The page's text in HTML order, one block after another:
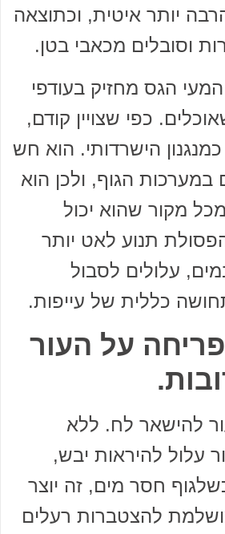
יותר איטית, וכתוצאה
וסובלים מכאבי בטן.
הגס מחזיק בעודפי
כפי שצויין קודם,
הישרדותי. הוא חש
במערכות הגוף, ולכן הוא
מקור שהוא יכול
תנוע לאט יותר
עלולים לסבול
כללית של עייפות.
פריחה על העור
להישאר לח. ללא
עלול להיראות יבש,
חסר מים, זה יוצר
להצטברות רעלים